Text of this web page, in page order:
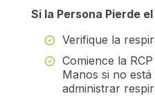
Si la Persona Pierde
Verifique la
Comience la
Manos si no
administrar